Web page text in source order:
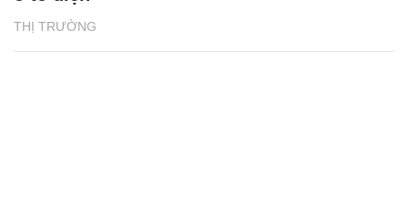
THỊ TRƯỜNG